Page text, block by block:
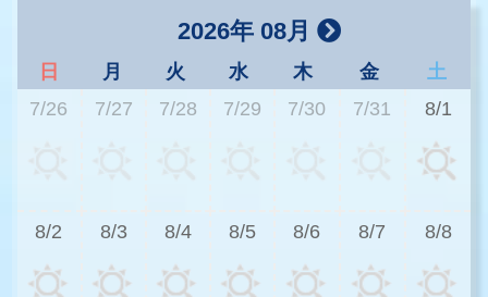
2026年 08月
日 月 火 水 木 金
土
7/26
7/27 7/28 7/29 7/30 7/31 8/1
8/2 8/3 8/4 8/5 8/6 8/7 8/8